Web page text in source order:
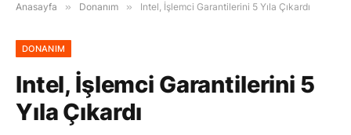
Anasayfa » Donanım » Intel, İşlemci Garantilerini 5 Yıla Çıkardı
DONANIM
Intel, İşlemci Garantilerini 5
Yıla Çıkardı